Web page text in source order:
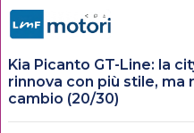
Kia Picanto GT-Line: la
rinnova con più stile, ma
cambio (20/30)